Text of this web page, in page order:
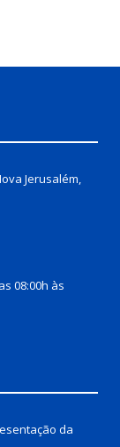
Jerusalém,
08:00h às
da